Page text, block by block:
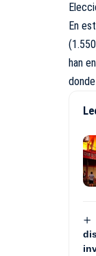
En
han